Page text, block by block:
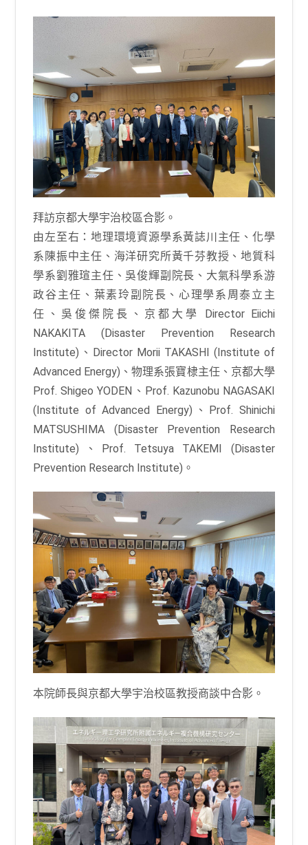
拜訪京都大學宇治校區合影。
由左至右：地理環境資源學系黃誌川主任、化學
系陳振中主任、海洋研究所黃千芬教授、地質科
學系劉雅瑄主任、吳俊輝副院長、大氣科學系游
政谷主任、葉素玲副院長、心理學系周泰立主
任、吳俊傑院長、京都大學 Director Eiichi
NAKAKITA (Disaster Prevention Research
Institute)、Director Morii TAKASHI (Institute of
Advanced Energy)、物理系張寶棣主任、京都大學
Prof. Shigeo YODEN、Prof. Kazunobu NAGASAKI
(Institute of Advanced Energy)、Prof. Shinichi
MATSUSHIMA (Disaster Prevention Research
Institute)、Prof. Tetsuya TAKEMI (Disaster
Prevention Research Institute)。
本院師長與京都大學宇治校區教授商談中合影。